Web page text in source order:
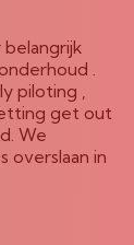
.
piloting ,
get out
We
overslaan in